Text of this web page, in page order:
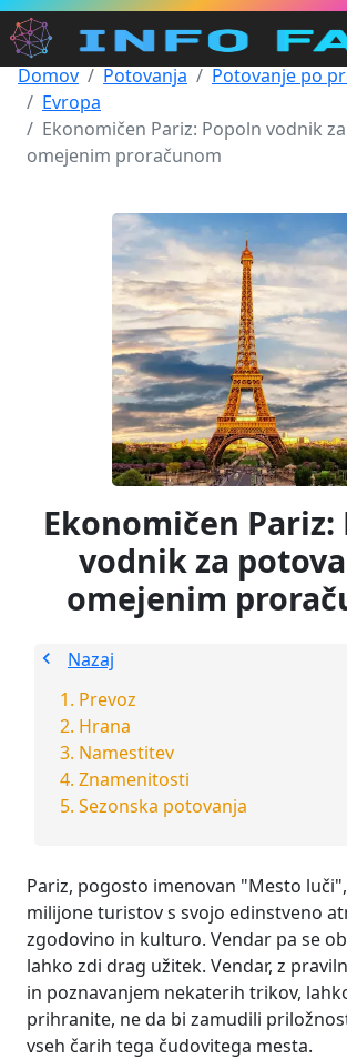
Glavna
Iskanje
Drugo
Domov Potovanja
Potovanje po
Evropa
Ekonomičen Pariz: Popoln vodnik
omejenim proračunom
Ekonomičen Pariz:
vodnik za
omejenim
Nazaj
Prevoz
Hrana
Namestitev
Znamenitosti
Sezonska potovanja
Pariz, pogosto imenovan "Mesto
milijone turistov s svojo edinstveno
zgodovino in kulturo. Vendar pa se
lahko zdi drag užitek. Vendar, z
in poznavanjem nekaterih trikov,
prihranite, ne da bi zamudili
vseh čarih tega čudovitega mesta.